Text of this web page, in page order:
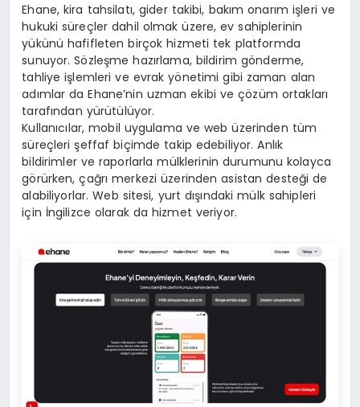
Ehane, kira tahsilatı, gider takibi, bakım onarım işleri ve
hukuki süreçler dahil olmak üzere, ev sahiplerinin
yükünü hafifleten birçok hizmeti tek platformda
sunuyor. Sözleşme hazırlama, bildirim gönderme,
tahliye işlemleri ve evrak yönetimi gibi zaman alan
adımlar da Ehane’nin uzman ekibi ve çözüm ortakları
tarafından yürütülüyor.
Kullanıcılar, mobil uygulama ve web üzerinden tüm
süreçleri şeffaf biçimde takip edebiliyor. Anlık
bildirimler ve raporlarla mülklerinin durumunu kolayca
görürken, çağrı merkezi üzerinden asistan desteği de
alabiliyorlar. Web sitesi, yurt dışındaki mülk sahipleri
için İngilizce olarak da hizmet veriyor.